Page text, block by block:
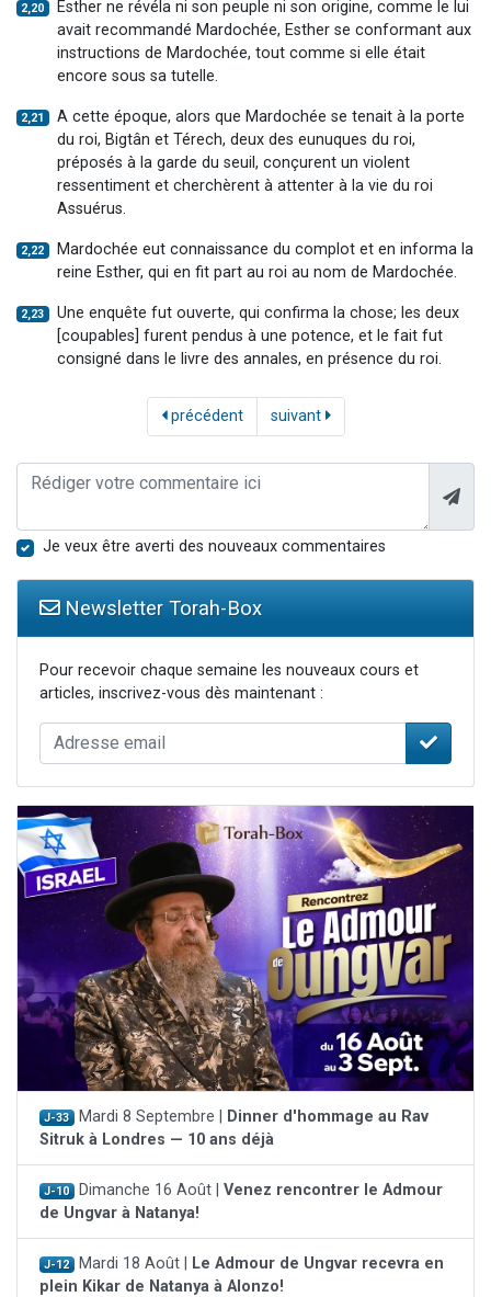
2,20
Esther ne révéla ni son peuple ni son origine, comme le lui
avait recommandé Mardochée, Esther se conformant aux
instructions de Mardochée, tout comme si elle était
encore sous sa tutelle.
2,21
A cette époque, alors que Mardochée se tenait à la porte
du roi, Bigtân et Térech, deux des eunuques du roi,
préposés à la garde du seuil, conçurent un violent
ressentiment et cherchèrent à attenter à la vie du roi
Assuérus.
2,22
Mardochée eut connaissance du complot et en informa la
reine Esther, qui en fit part au roi au nom de Mardochée.
2,23
Une enquête fut ouverte, qui confirma la chose; les deux
[coupables] furent pendus à une potence, et le fait fut
consigné dans le livre des annales, en présence du roi.
précédent suivant
Je veux être averti des nouveaux commentaires
Newsletter Torah-Box
Pour recevoir chaque semaine les nouveaux cours et
articles, inscrivez-vous dès maintenant :
J-33 Mardi 8 Septembre |
Dinner d'hommage au Rav
Sitruk à Londres — 10 ans déjà
J-10 Dimanche 16 Août | Venez rencontrer le Admour
de Ungvar à Natanya!
J-12 Mardi 18 Août |
Le Admour de Ungvar recevra en
plein Kikar de Natanya à Alonzo!